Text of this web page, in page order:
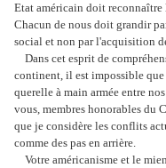
Etat américain doit reconnaître
Chacun de nous doit grandir
social et non par l'acquisition
Dans cet esprit de
continent, il est impossible que
querelle à main armée entre
vous, membres honorables du
que je considère les conflits
comme des pas en arrière.
Votre américanisme et le